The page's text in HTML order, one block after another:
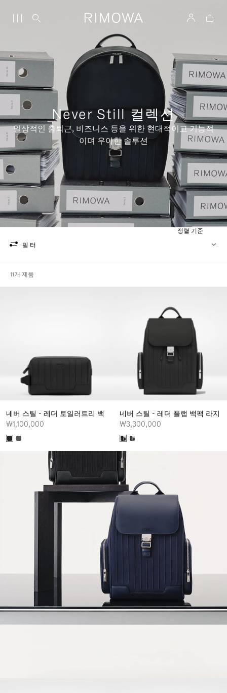
Never Still 컬렉션
일상적인 출퇴근, 비즈니스 등을 위한 현대적이고 기능적
이며 우아한 솔루션
필터
정렬 기준
11개 제품
네버 스틸 - 레더 토일러트리 백
₩1,100,000
네버 스틸 - 레더 플랩 백팩 라지
₩3,300,000